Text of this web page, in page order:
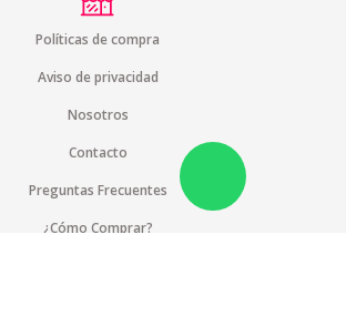
Políticas de compra
Aviso de privacidad
Nosotros
Contacto
Preguntas Frecuentes
¿Cómo Comprar?